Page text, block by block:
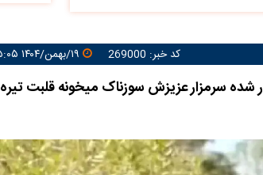
کد خبر: 269000
شده سرمزار عزیزش سوزناک میخونه قلبت تیره